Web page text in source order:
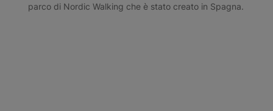
parco di Nordic Walking che è stato creato in Spagna.